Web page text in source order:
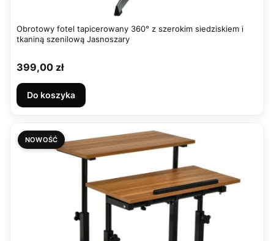
Obrotowy fotel tapicerowany 360° z szerokim siedziskiem i
tkaniną szenilową Jasnoszary
Cena
399,00 zł
Do koszyka
NOWOŚĆ